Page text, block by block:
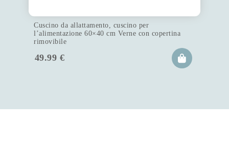
Cuscino da allattamento, cuscino per
l’alimentazione 60×40 cm Verne con copertina
rimovibile
49.99 €